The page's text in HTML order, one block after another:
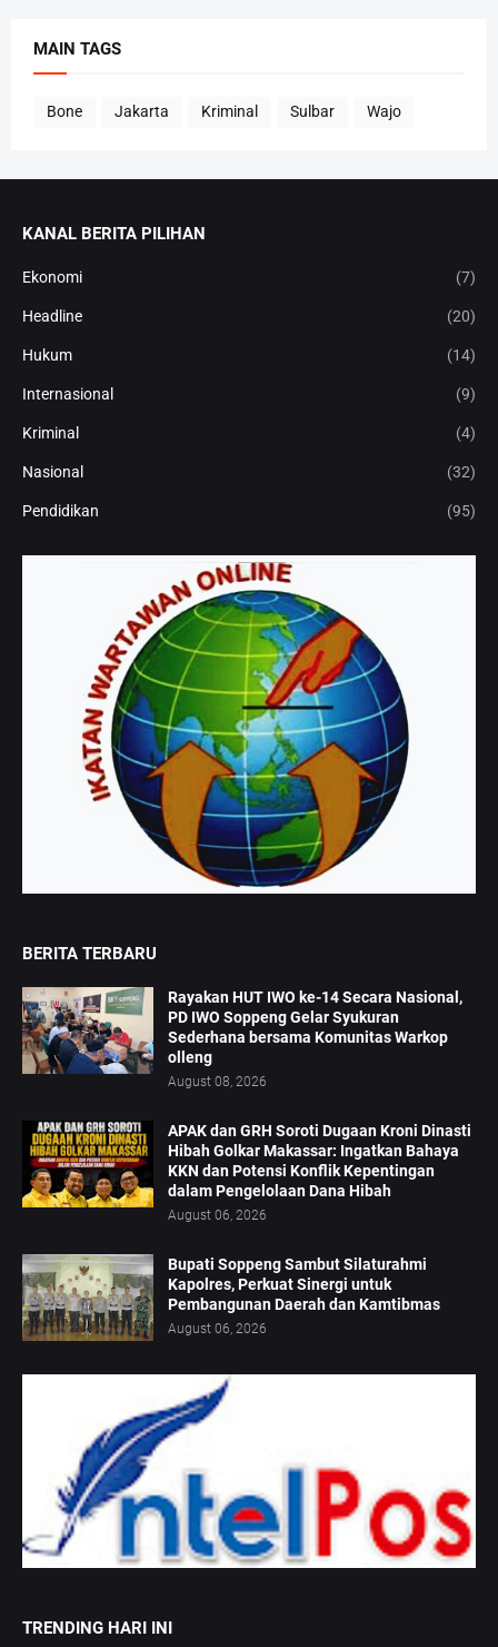
MAIN TAGS
Bone Jakarta Kriminal Sulbar Wajo
KANAL BERITA PILIHAN
Ekonomi (7)
Headline (20)
Hukum (14)
Internasional (9)
Kriminal (4)
Nasional (32)
Pendidikan (95)
BERITA TERBARU
Rayakan HUT IWO ke-14 Secara Nasional,
PD IWO Soppeng Gelar Syukuran
Sederhana bersama Komunitas Warkop
olleng
August 08, 2026
APAK dan GRH Soroti Dugaan Kroni Dinasti
Hibah Golkar Makassar: Ingatkan Bahaya
KKN dan Potensi Konflik Kepentingan
dalam Pengelolaan Dana Hibah
August 06, 2026
Bupati Soppeng Sambut Silaturahmi
Kapolres, Perkuat Sinergi untuk
Pembangunan Daerah dan Kamtibmas
August 06, 2026
TRENDING HARI INI